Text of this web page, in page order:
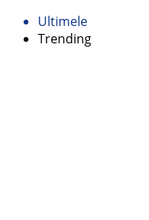
Ultimele
Trending